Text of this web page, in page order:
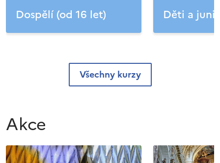
Dospělí (od 16 let) Děti a
Všechny kurzy
Akce